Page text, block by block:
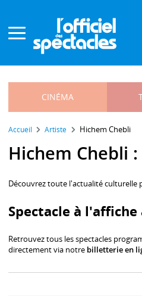
CINÉMA
Accueil Artiste Hichem Chebli
Hichem Chebli
Découvrez toute l'actualité culturelle
Spectacle à
Retrouvez tous les spectacles
directement via notre billetterie en